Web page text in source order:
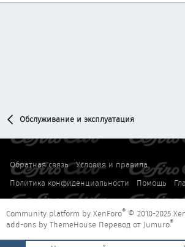
Обслуживание и эксплуатация
Обратная связь
Условия и правила
Политика конфиденциальности
Помощь
Community platform by XenForo® © 2010-2025
add-ons by ThemeHouse Перевод от Jumuro®